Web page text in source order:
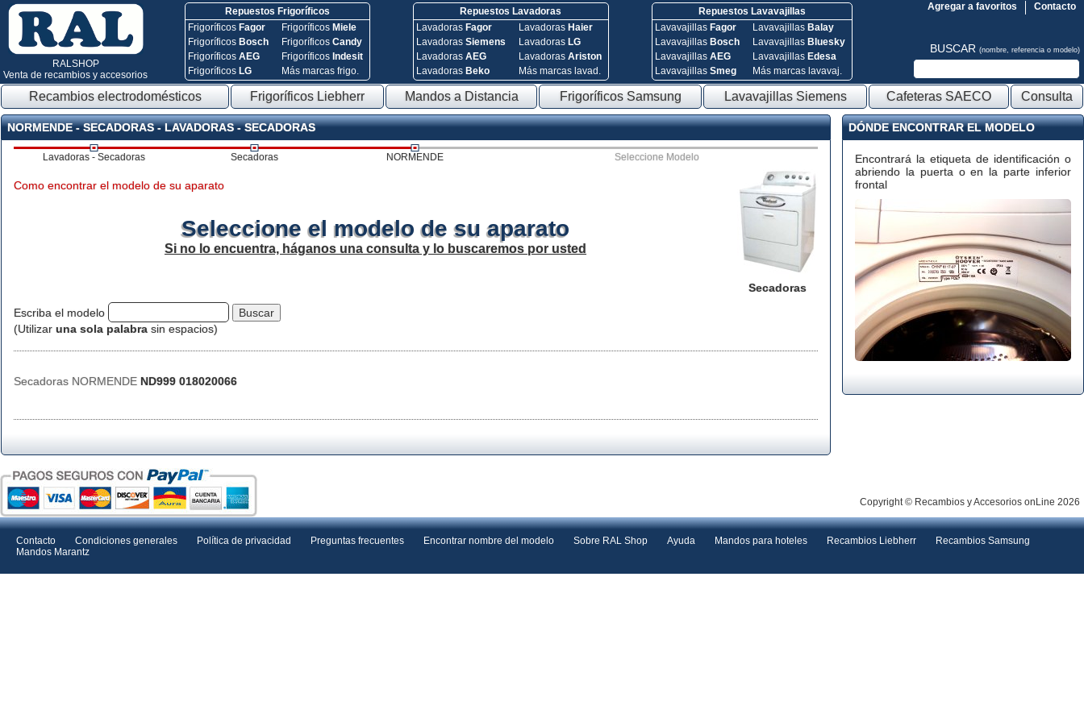
RALSHOP
Venta de recambios y accesorios
Repuestos Frigoríficos
Frigoríficos Fagor
Frigoríficos Bosch
FrigoríficosAEG
Frigoríficos LG
Frigoríficos Miele
FrigoríficosCandy
Frigoríficos Indesit
Más marcas frigo.
Repuestos Lavadoras
Lavadoras Fagor
Lavadoras Siemens
Lavadoras AEG
Lavadoras Beko
Lavadoras Haier
Lavadoras LG
Lavadoras Ariston
Más marcas lavad.
Repuestos Lavavajillas
Lavavajillas Fagor
Lavavajillas Bosch
Lavavajillas AEG
Lavavajillas Smeg
Lavavajillas Balay
Lavavajillas Bluesky
Lavavajillas Edesa
Más marcas lavavaj.
Contacto
Agregar a favoritos
BUSCAR (nombre, referencia o modelo)
Recambios electrodomésticos Frigoríficos Liebherr Mandos a Distancia Frigoríficos Samsung Lavavajillas Siemens Cafeteras SAECO Consulta
NORMENDE - SECADORAS - LAVADORAS - SECADORAS
Lavadoras - Secadoras Secadoras NORMENDE Seleccione Modelo
Secadoras
Como encontrar el modelo de su aparato
Seleccione el modelo de su aparato
Si no lo encuentra, háganos una consulta y lo buscaremos por usted
Escriba el modelo
(Utilizar una sola palabra sin espacios)
Secadoras NORMENDE ND999 018020066
DÓNDE ENCONTRAR EL MODELO
Encontrará la etiqueta de identificación o
abriendo la puerta o en la parte inferior
frontal
Copyright © Recambios y Accesorios onLine 2026
Contacto Condiciones generales Política de privacidad Preguntas frecuentes Encontrar nombre del modelo Sobre RAL Shop Ayuda Mandos para hoteles Recambios Liebherr
Recambios Samsung
Mandos Marantz